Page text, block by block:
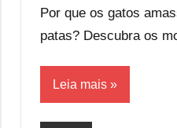
Por que os gatos
patas? Descubra os
Leia mais